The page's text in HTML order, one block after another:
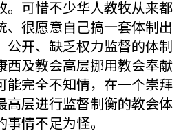
。可惜不少华人教牧从来都
、很愿意自己搞一套体制出
公开、缺乏权力监督的体制
西及教会高层挪用教会奉献
能完全不知情，在一个崇拜
高层进行监督制衡的教会体
情不足为怪。